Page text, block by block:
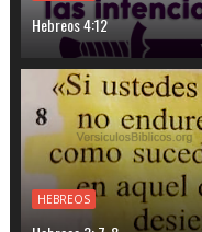
Hebreos 4:12
HEBREOS